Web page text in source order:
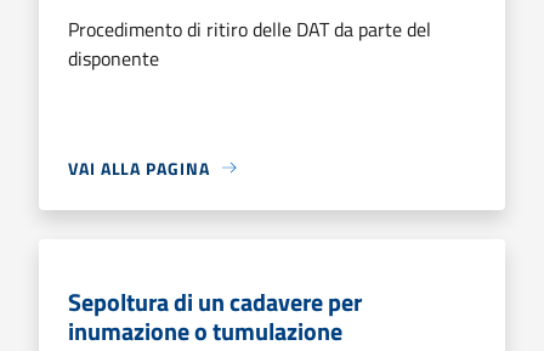
Procedimento di ritiro delle DAT da parte del
disponente
VAI ALLA PAGINA
Sepoltura di un cadavere per
inumazione o tumulazione